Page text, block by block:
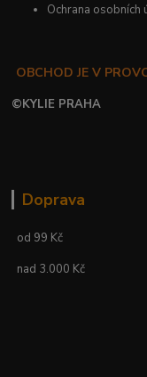
Ochrana osobních
OBCHOD JE V
©KYLIE PRAHA
Doprava
od 99 Kč
nad 3.000 Kč